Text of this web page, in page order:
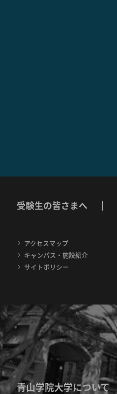
受験生の皆さまへ
アクセスマップ
キャンパス・施設紹介
サイトポリシー
青山学院大学について